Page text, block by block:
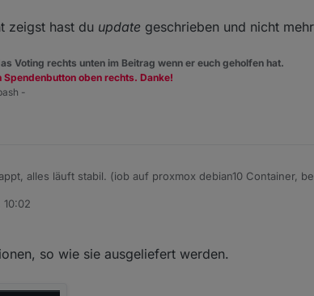
zeigst hast du update geschrieben und nicht
Voting rechts unten im Beitrag wenn er euch geholfen hat.
oben rechts. Danke!
-
alles läuft stabil. (iob auf proxmox debian10 Container,
20" das Update gemacht, iob hat jetzt node-js 20.13.1, aber
so wie sie ausgeliefert werden.